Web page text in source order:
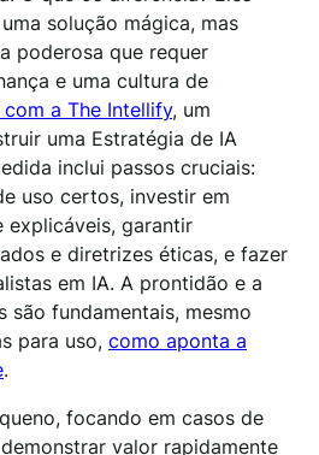
solução mágica, mas
poderosa que requer
e uma cultura de
a The Intellify, um
uma Estratégia de IA
inclui passos cruciais:
uso certos, investir em
explicáveis, garantir
e diretrizes éticas, e fazer
em IA. A prontidão e a
são fundamentais, mesmo
para uso, como aponta a
.
focando em casos de
valor rapidamente